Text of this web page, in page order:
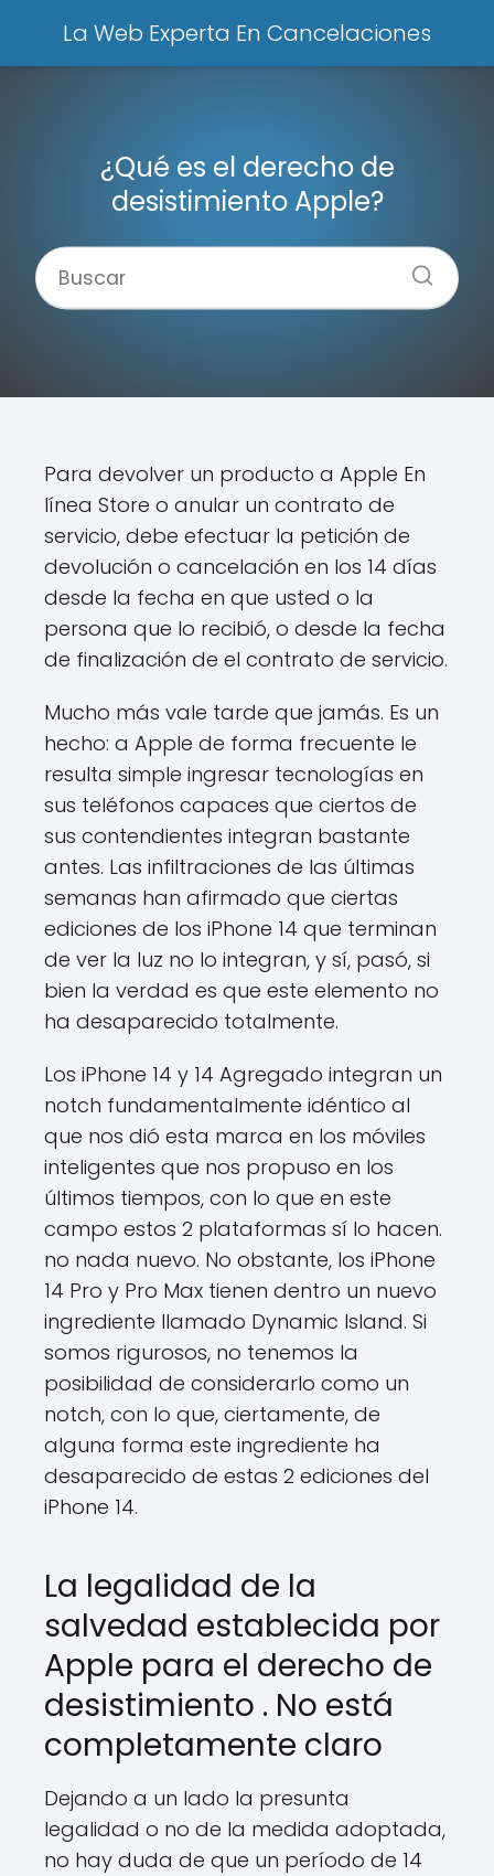
La Web Experta En Cancelaciones
¿Qué es el derecho de
desistimiento Apple?
Para devolver un producto a Apple En
línea Store o anular un contrato de
servicio, debe efectuar la petición de
devolución o cancelación en los 14 días
desde la fecha en que usted o la
persona que lo recibió, o desde la fecha
de finalización de el contrato de servicio.
Mucho más vale tarde que jamás. Es un
hecho: a Apple de forma frecuente le
resulta simple ingresar tecnologías en
sus teléfonos capaces que ciertos de
sus contendientes integran bastante
antes. Las infiltraciones de las últimas
semanas han afirmado que ciertas
ediciones de los iPhone 14 que terminan
de ver la luz no lo integran, y sí, pasó, si
bien la verdad es que este elemento no
ha desaparecido totalmente.
Los iPhone 14 y 14 Agregado integran un
notch fundamentalmente idéntico al
que nos dió esta marca en los móviles
inteligentes que nos propuso en los
últimos tiempos, con lo que en este
campo estos 2 plataformas sí lo hacen.
no nada nuevo. No obstante, los iPhone
14 Pro y Pro Max tienen dentro un nuevo
ingrediente llamado Dynamic Island. Si
somos rigurosos, no tenemos la
posibilidad de considerarlo como un
notch, con lo que, ciertamente, de
alguna forma este ingrediente ha
desaparecido de estas 2 ediciones del
iPhone 14.
La legalidad de la
salvedad establecida por
Apple para el derecho de
desistimiento . No está
completamente claro
Dejando a un lado la presunta
legalidad o no de la medida adoptada,
no hay duda de que un período de 14